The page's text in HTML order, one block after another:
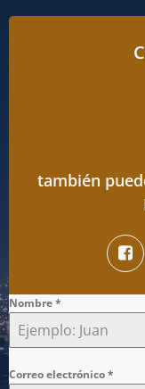
también
Nombre*
Correo electrónico*